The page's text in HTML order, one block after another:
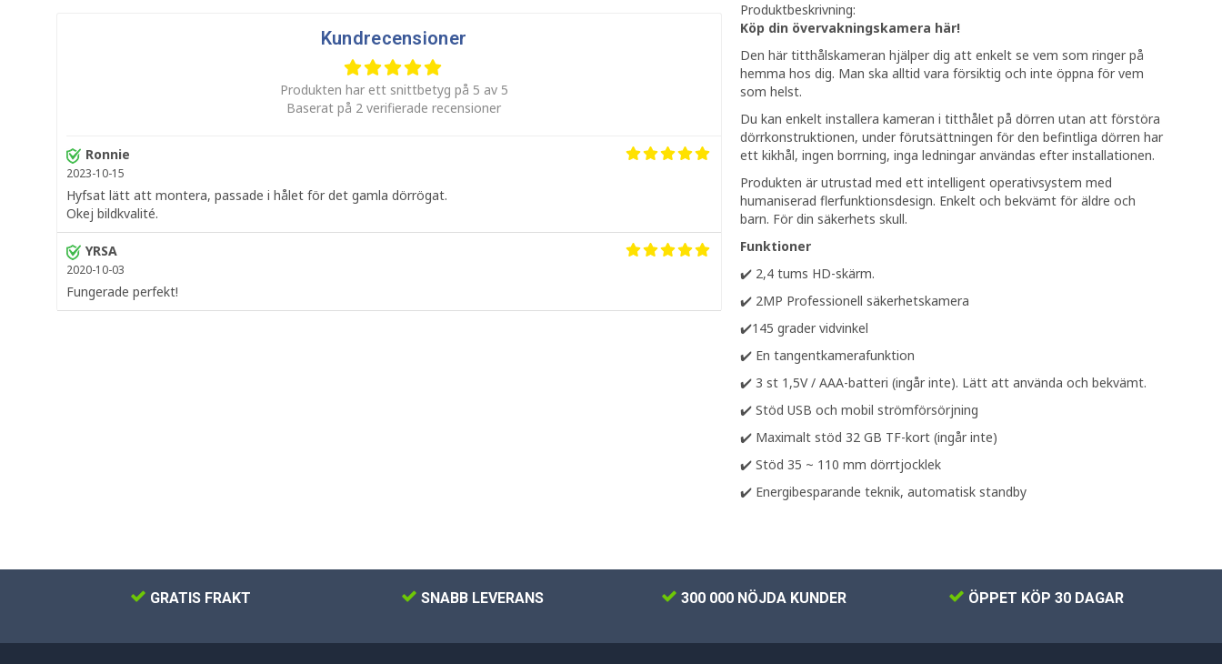
Produktbeskrivning:
Köp din övervakningskamera här!
Den här titthålskameran hjälper dig att enkelt se vem som ringer på
hemma hos dig. Man ska alltid vara försiktig och inte öppna för vem
som helst.
Du kan enkelt installera kameran i titthålet på dörren utan att förstöra
dörrkonstruktionen, under förutsättningen för den befintliga dörren har
ett kikhål, ingen borrning, inga ledningar användas efter installationen.
Produkten är utrustad med ett intelligent operativsystem med
humaniserad flerfunktionsdesign. Enkelt och bekvämt för äldre och
barn. För din säkerhets skull.
Funktioner
✔️ 2,4 tums HD-skärm.
✔️ 2MP Professionell säkerhetskamera
✔️145 grader vidvinkel
✔️ En tangentkamerafunktion
✔️ 3 st 1,5V / AAA-batteri (ingår inte). Lätt att använda och bekvämt.
✔️ Stöd USB och mobil strömförsörjning
✔️ Maximalt stöd 32 GB TF-kort (ingår inte)
✔️ Stöd 35 ~ 110 mm dörrtjocklek
✔️ Energibesparande teknik, automatisk standby
Kundrecensioner
Produkten har ett snittbetyg på 5 av 5
Baserat på 2 verifierade recensioner
Ronnie
2023-10-15
Hyfsat lätt att montera, passade i hålet för det gamla dörrögat.
Okej bildkvalité.
YRSA
2020-10-03
Fungerade perfekt!
GRATIS FRAKT SNABB LEVERANS 300 000 NÖJDA KUNDER ÖPPET KÖP 30 DAGAR